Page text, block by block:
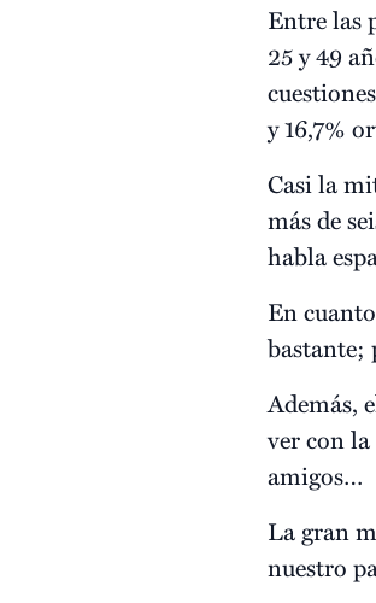
Entre las
25 y 49
y 16,7%
Casi la
más de
habla
En
bastante;
Además,
ver con
amigos…
La gran
nuestro